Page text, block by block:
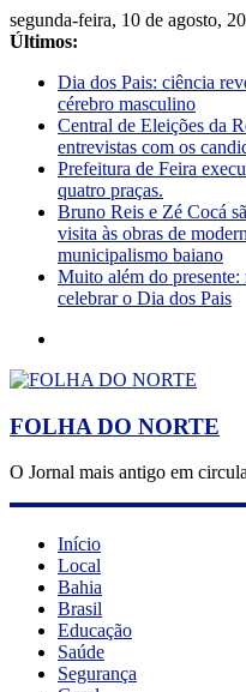
segunda-feira, 10 de agosto,
Últimos:
Dia dos Pais: ciência
cérebro masculino
Central de Eleições da
entrevistas com os
Prefeitura de Feira
quatro praças.
Bruno Reis e Zé Cocá
visita às obras de
municipalismo baiano
Muito além do
celebrar o Dia dos Pais
FOLHA DO NORTE
O Jornal mais antigo em
Início
Local
Bahia
Brasil
Educação
Saúde
Segurança